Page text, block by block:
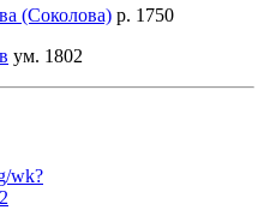
(Соколова) р. 1750
ум. 1802
wk?